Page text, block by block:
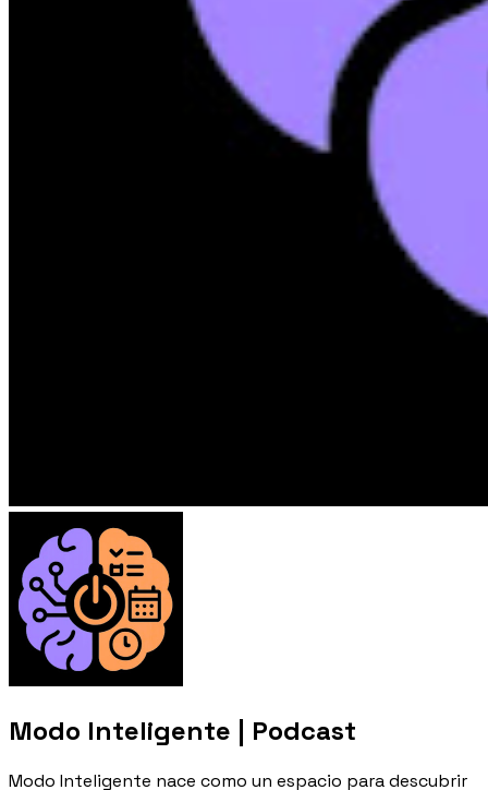
Modo Inteligente | Podcast
Modo Inteligente nace como un espacio para descubrir